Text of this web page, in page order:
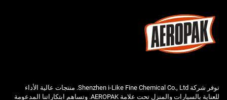
توفر شركة Shenzhen i-Like Fine Chemical Co., Ltd. منتجات عالية الأداء
للعناية بالسيارات والمنزل تحت علامة AEROPAK. وتساهم ابتكاراتنا المدعومة